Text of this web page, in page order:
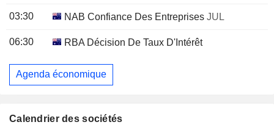
03:30 NAB Confiance Des Entreprises JUL
06:30 RBA Décision De Taux D'Intérêt
Agenda économique
Calendrier des sociétés